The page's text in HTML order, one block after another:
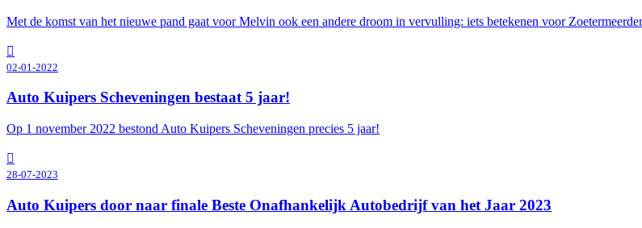
Met de komst van het nieuwe pand gaat voor Melvin ook een andere droom in vervulling: iets betekenen voor
02-01-2022
Auto Kuipers Scheveningen bestaat 5 jaar!
Op 1 november 2022 bestond Auto Kuipers Scheveningen precies 5 jaar!
28-07-2023
Auto Kuipers door naar finale Beste Onafhankelijk Autobedrijf van het Jaar 2023